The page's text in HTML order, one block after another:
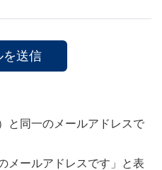
と同一のメールアドレスで
メールアドレスです」と表